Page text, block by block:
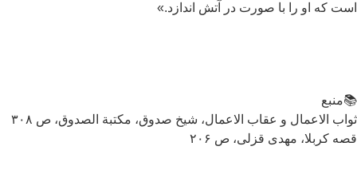
که او را با صورت در آتش اندازد.»
الاعمال و عقاب الاعمال، شیخ صدوق، مکتبة الصدوق، ص ۳۰۸
کربلا، مهدی قزلی، ص ۲۰۶